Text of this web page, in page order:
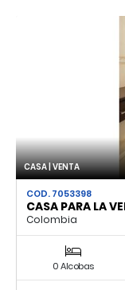
CASA | VENTA
COD. 7053398
CASA PARA LA
Colombia
0 Alcobas